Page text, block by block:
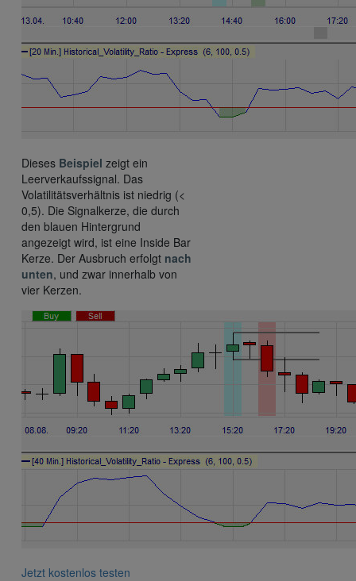
Dieses Beispiel zeigt ein
Leerverkaufssignal. Das
Volatilitätsverhältnis ist niedrig (<
0,5). Die Signalkerze, die durch
den blauen Hintergrund
angezeigt wird, ist eine Inside Bar
Kerze. Der Ausbruch erfolgt nach
unten, und zwar innerhalb von
vier Kerzen.
Jetzt kostenlos testen